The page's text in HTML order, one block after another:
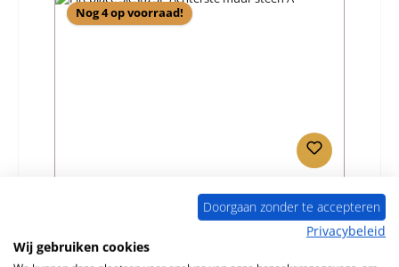
Nog 4 op voorraad!
Fabrikant:
Doorgaan zonder te accepteren
Privacybeleid
Wij gebruiken cookies